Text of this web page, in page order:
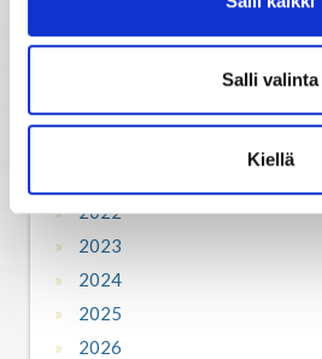
Salli valinta
Kiellä
2017
2019
2022
2023
2024
2025
2026